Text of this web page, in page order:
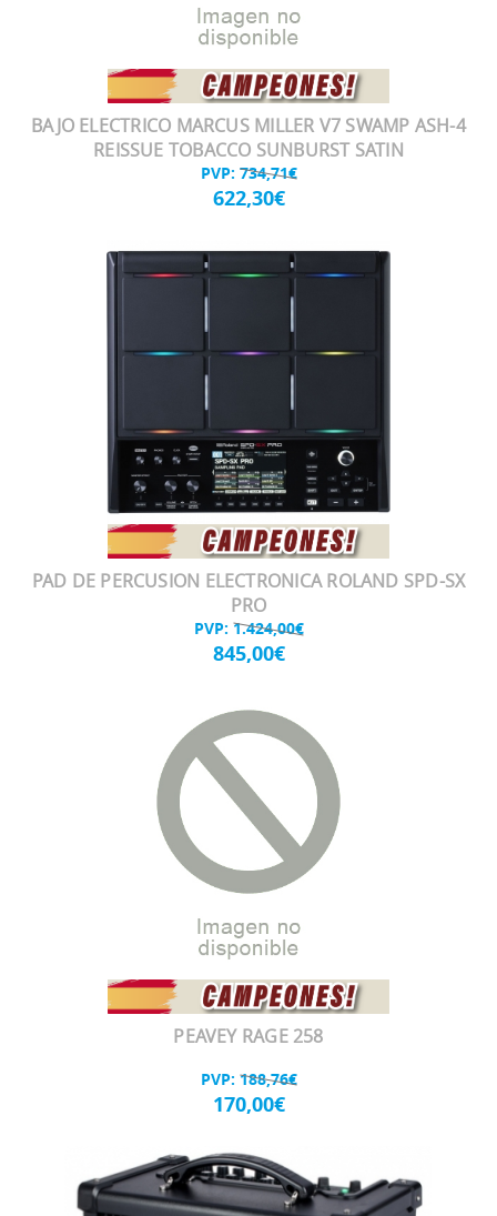
BAJO ELECTRICO MARCUS MILLER V7 SWAMP ASH-4
REISSUE TOBACCO SUNBURST SATIN
PVP: 734,71€
622,30€
PAD DE PERCUSION ELECTRONICA ROLAND SPD-SX
PRO
PVP: 1.424,00€
845,00€
PEAVEY RAGE 258
PVP: 188,76€
170,00€